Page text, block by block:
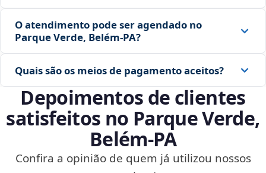
O atendimento pode ser agendado no
Parque Verde, Belém‑PA?
Quais são os meios de pagamento aceitos?
Depoimentos de clientes
satisfeitos no Parque Verde,
Belém‑PA
Confira a opinião de quem já utilizou nossos